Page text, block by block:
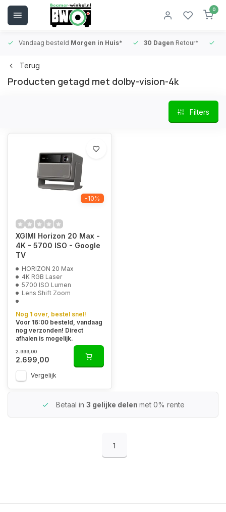
0
Vandaag besteld Morgen in Huis* 30 Dagen Retour*
Terug
Producten getagd met dolby-vision-4k
Filters
-10%
XGIMI Horizon 20 Max -
4K - 5700 ISO - Google
TV
HORIZON 20 Max
4K RGB Laser
5700 ISO Lumen
Lens Shift Zoom
Nog 1 over, bestel snel!
Voor 16:00 besteld, vandaag
nog verzonden! Direct
afhalen is mogelijk.
2.999,00
2.699,00
Vergelijk
Betaal in 3 gelijke delen met 0% rente
1